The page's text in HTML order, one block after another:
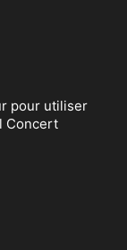
pour utiliser
Concert